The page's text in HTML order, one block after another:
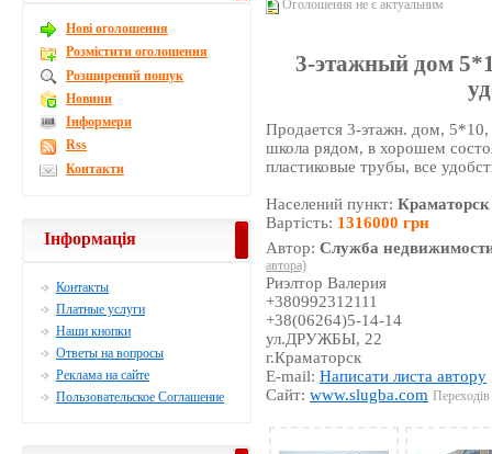
Оголошення не є актуальним
3-этажный дом
Продается 3-этажн. дом,
школа рядом, в хорошем
пластиковые трубы, все
Населений пункт:Краматорск
Вартість: 1316000 грн
Автор:Служба
автора)
Риэлтор Валерия
+380992312111
+38(06264)5-14-14
ул.ДРУЖБЫ, 22
г.Краматорск
E-mail:Написати листа автору
Сайт:www.slugba.com
Новi оголошення
Розмістити оголошення
Розширений пошук
Новини
Інформери
Rss
Контакти
Інформація
Контакты
Платные услуги
Наши кнопки
Ответы на вопросы
Реклама на сайте
Пользовательское Соглашение